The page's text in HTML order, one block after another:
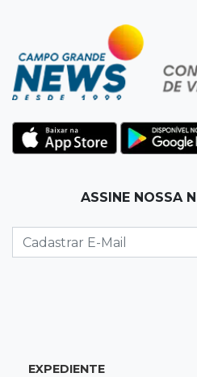
Inteligência Artificial
encurta tarefas
12:08Decisão judicial
Choque ao lado de
Primeiro corpo do
Mãe narra emboscada e
ASSINE NOSSA
EXPEDIENTE